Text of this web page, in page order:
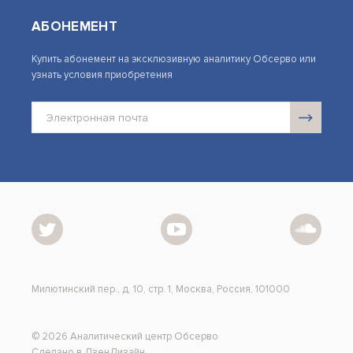
АБОНЕМЕНТ
Купить абонемент на эксклюзивную аналитику Обсерво или
узнать условия приобретения
Милютинский пер., д. 10, стр. 1, Москва, Россия, 101000
© 2026 Аналитический центр Обсерво